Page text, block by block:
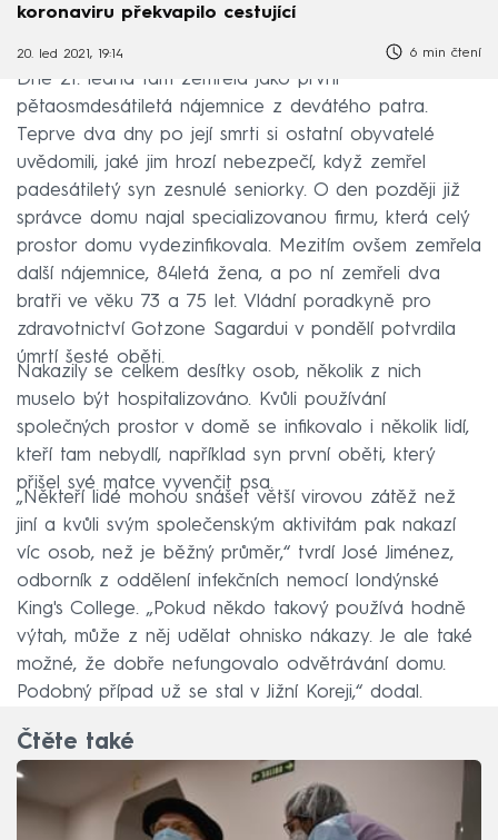
koronaviru překvapilo cestující
20. led 2021, 19:14 6 min čtení
Dne 21. ledna tam zemřela jako první
pětaosmdesátiletá nájemnice z devátého patra.
Teprve dva dny po její smrti si ostatní obyvatelé
uvědomili, jaké jim hrozí nebezpečí, když zemřel
padesátiletý syn zesnulé seniorky. O den později již
správce domu najal specializovanou firmu, která celý
prostor domu vydezinfikovala. Mezitím ovšem zemřela
další nájemnice, 84letá žena, a po ní zemřeli dva
bratři ve věku 73 a 75 let. Vládní poradkyně pro
zdravotnictví Gotzone Sagardui v pondělí potvrdila
úmrtí šesté oběti.
Nakazily se celkem desítky osob, několik z nich
muselo být hospitalizováno. Kvůli používání
společných prostor v domě se infikovalo i několik lidí,
kteří tam nebydlí, například syn první oběti, který
přišel své matce vyvenčit psa.
„Někteří lidé mohou snášet větší virovou zátěž než
jiní a kvůli svým společenským aktivitám pak nakazí
víc osob, než je běžný průměr,“ tvrdí José Jiménez,
odborník z oddělení infekčních nemocí londýnské
King's College. „Pokud někdo takový používá hodně
výtah, může z něj udělat ohnisko nákazy. Je ale také
možné, že dobře nefungovalo odvětrávání domu.
Podobný případ už se stal v Jižní Koreji,“ dodal.
Čtěte také